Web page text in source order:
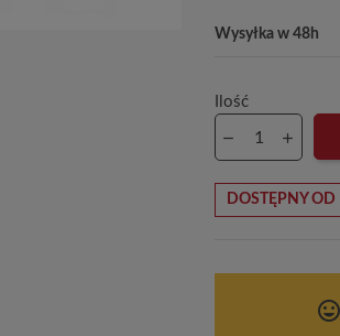
Wysyłka w 48h
Ilość
DOSTĘPNY